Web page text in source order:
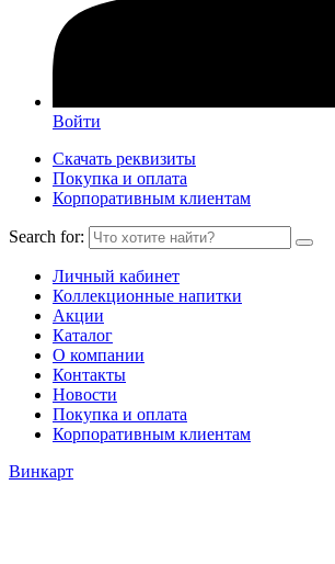
Войти
Скачать реквизиты
Покупка и оплата
Корпоративным клиентам
Search for:
Личный кабинет
Коллекционные напитки
Акции
Каталог
О компании
Контакты
Новости
Покупка и оплата
Корпоративным клиентам
Винкарт